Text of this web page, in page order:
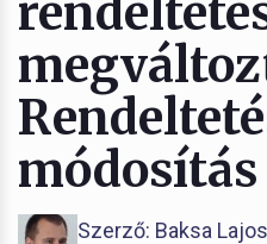
módosítás
Szerző: Baksa Lajos